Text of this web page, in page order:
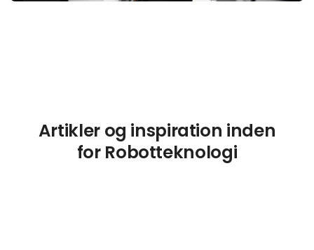
Artikler og inspiration inden
for Robotteknologi